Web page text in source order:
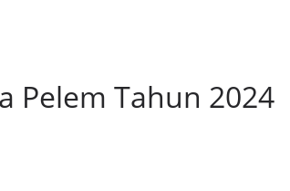
Pelem Tahun 2024